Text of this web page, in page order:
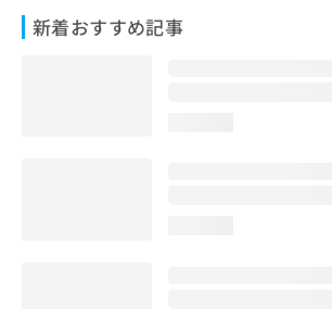
新着おすすめ記事
お
問